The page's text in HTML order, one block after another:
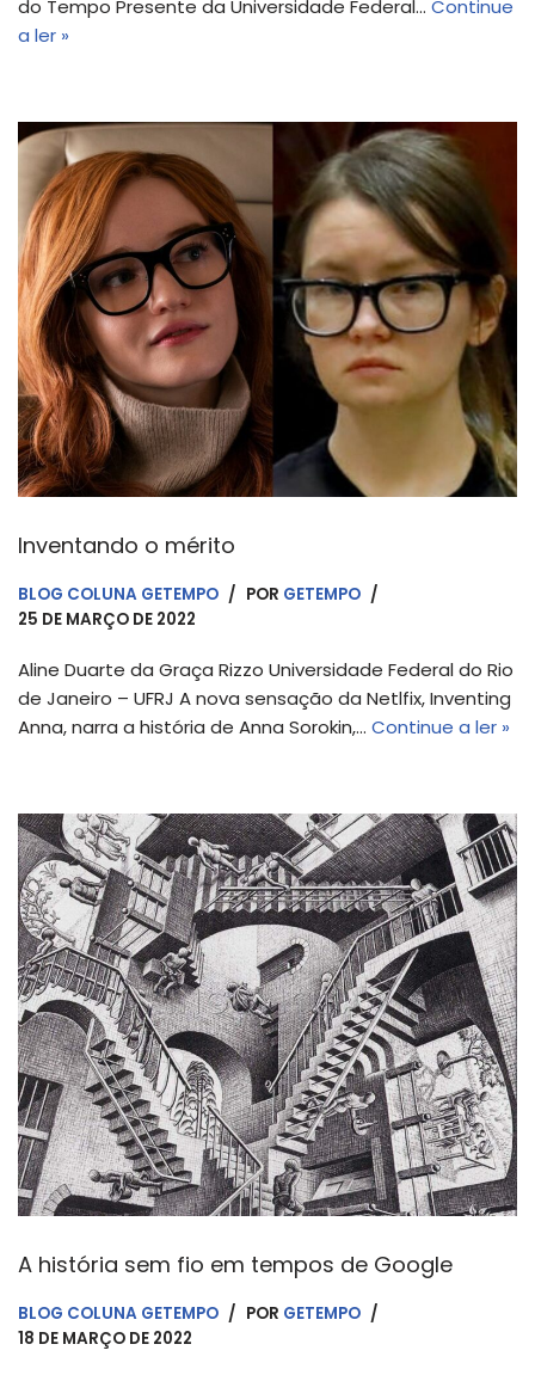
do Tempo Presente da Universidade Federal… Continue
a ler »
Inventando o mérito
BLOG COLUNA GETEMPO POR GETEMPO
25 DE MARÇO DE 2022
Aline Duarte da Graça Rizzo Universidade Federal do Rio
de Janeiro – UFRJ A nova sensação da Netlfix, Inventing
Anna, narra a história de Anna Sorokin,… Continue a ler »
A história sem fio em tempos de Google
BLOG COLUNA GETEMPO POR GETEMPO
18 DE MARÇO DE 2022